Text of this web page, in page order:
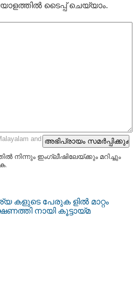
ടൈപ്പ് ചെയ്യാം.
and
നിന്നും ഇംഗ്ലീഷിലേയ്ക്കും മറിച്ചും
കളുടെ പേരുക ളിൽ മാറ്റം
നായി കൂട്ടായ്‌മ